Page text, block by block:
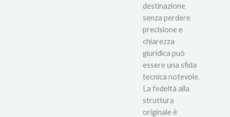
destinazione
senza perdere
precisione e
chiarezza
giuridica può
essere una sfida
tecnica notevole.
La fedeltà alla
struttura
originale è